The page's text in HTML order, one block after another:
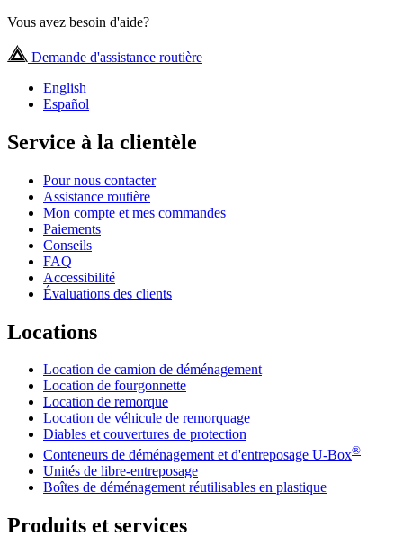
Vous avez besoin d'aide?
Demande d'assistance routière
English
Español
Service à la clientèle
Pour nous contacter
Assistance routière
Mon compte et mes commandes
Paiements
Conseils
FAQ
Accessibilité
Évaluations des clients
Locations
Location de camion de déménagement
Location de fourgonnette
Location de remorque
Location de véhicule de remorquage
Diables et couvertures de protection
Conteneurs de déménagement et d'entreposage U-Box®
Unités de libre-entreposage
Boîtes de déménagement réutilisables en plastique
Produits et services